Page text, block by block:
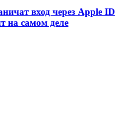
вход через Apple ID
на самом деле